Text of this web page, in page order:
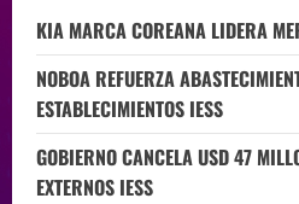
KIA MARCA COREANA LIDERA
NOBOA REFUERZA
ESTABLECIMIENTOS IESS
GOBIERNO CANCELA USD 47
EXTERNOS IESS